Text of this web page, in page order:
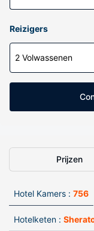
Reizigers
2 Volwassenen
Prijzen
Hotel Kamers : 756
Hotelketen :